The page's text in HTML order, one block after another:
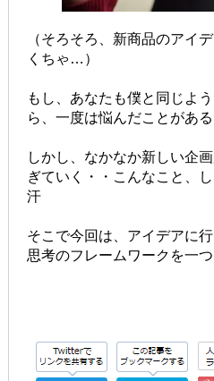
（そろそろ、新商品のアイ
くちゃ…）
もし、あなたも僕と同じよ
ら、一度は悩んだことがある
しかし、なかなか新しい企
ぎていく・・こんなこと、
汗
そこで今回は、アイデアに
思考のフレームワークを一つ